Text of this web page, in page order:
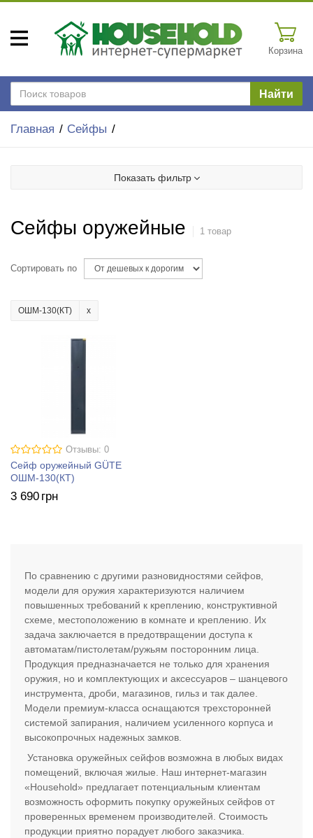
Корзина
Найти
Главная Сейфы
Показать фильтр
Сейфы оружейные 1 товар
Сортировать по
ОШМ-130(КТ)
Отзывы: 0
Сейф оружейный GÜTE
ОШМ-130(КТ)
3 690 грн
По сравнению с другими разновидностями сейфов,
модели для оружия характеризуются наличием
повышенных требований к креплению, конструктивной
схеме, местоположению в комнате и креплению. Их
задача заключается в предотвращении доступа к
автоматам/пистолетам/ружьям посторонним лица.
Продукция предназначается не только для хранения
оружия, но и комплектующих и аксессуаров – шанцевого
инструмента, дроби, магазинов, гильз и так далее.
Модели премиум-класса оснащаются трехсторонней
системой запирания, наличием усиленного корпуса и
высокопрочных надежных замков.
Установка оружейных сейфов возможна в любых видах
помещений, включая жилые. Наш интернет-магазин
«Household» предлагает потенциальным клиентам
возможность оформить покупку оружейных сейфов от
проверенных временем производителей. Стоимость
продукции приятно порадует любого заказчика.